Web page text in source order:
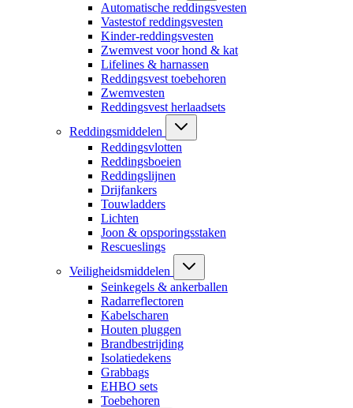
Automatische reddingsvesten
Vastestof reddingsvesten
Kinder-reddingsvesten
Zwemvest voor hond & kat
Lifelines & harnassen
Reddingsvest toebehoren
Zwemvesten
Reddingsvest herlaadsets
Reddingsmiddelen
Reddingsvlotten
Reddingsboeien
Reddingslijnen
Drijfankers
Touwladders
Lichten
Joon & opsporingsstaken
Rescueslings
Veiligheidsmiddelen
Seinkegels & ankerballen
Radarreflectoren
Kabelscharen
Houten pluggen
Brandbestrijding
Isolatiedekens
Grabbags
EHBO sets
Toebehoren